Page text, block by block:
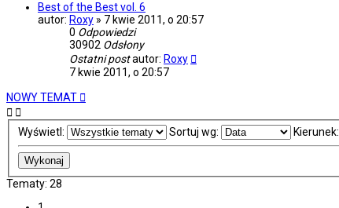
Best of the Best vol. 6
autor: Roxy » 7 kwie 2011, o 20:57
0 Odpowiedzi
30902 Odsłony
Ostatni postautor: Roxy
7 kwie 2011, o 20:57
NOWY TEMAT
Wyświetl: Sortuj wg: Kierunek:
Tematy: 28